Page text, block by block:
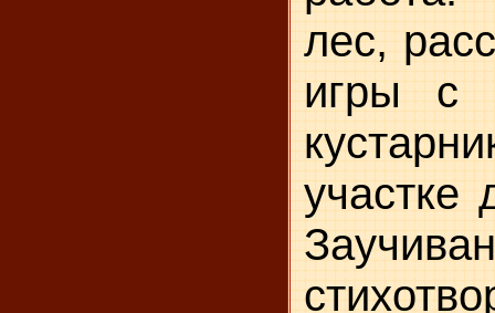
лес,
игры с
участке